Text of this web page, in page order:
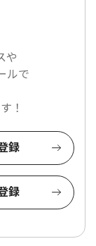
や
ルで
！
録
録